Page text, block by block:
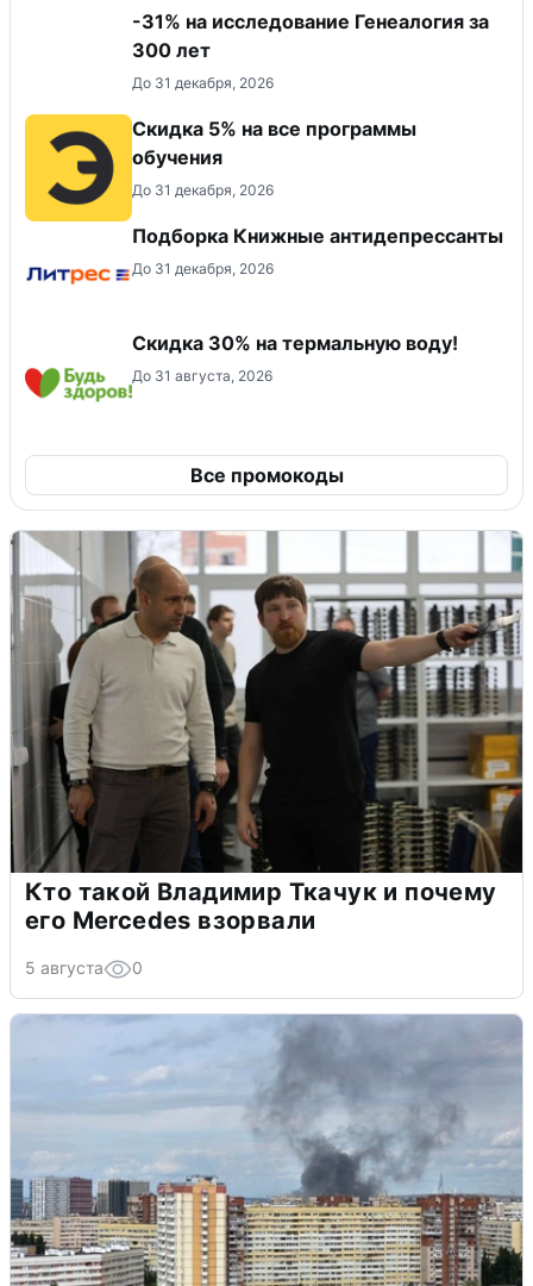
-31% на исследование Генеалогия за
300 лет
До 31 декабря, 2026
Скидка 5% на все программы
обучения
До 31 декабря, 2026
Подборка Книжные антидепрессанты
До 31 декабря, 2026
Скидка 30% на термальную воду!
До 31 августа, 2026
Все промокоды
Кто такой Владимир Ткачук и почему
его Mercedes взорвали
5 августа 0